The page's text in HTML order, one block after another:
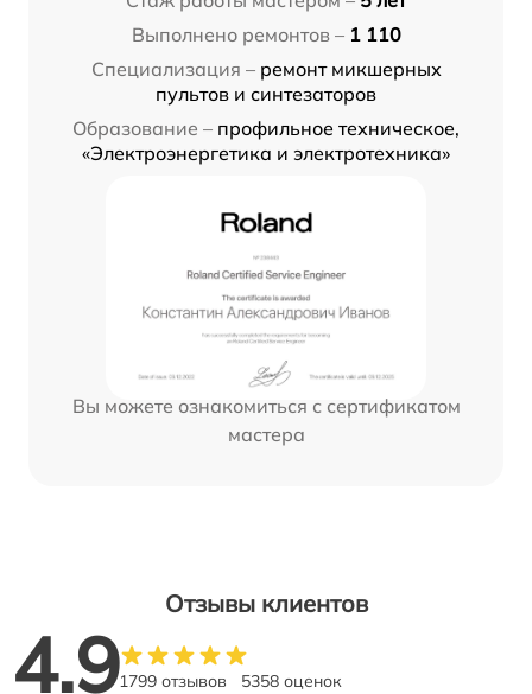
Выполнено ремонтов – 1 110
Специализация – ремонт микшерных
пультов и синтезаторов
Образование – профильное техническое,
«Электроэнергетика и электротехника»
Вы можете ознакомиться с сертификатом
мастера
Отзывы клиентов
4.91799 отзывов 5358 оценок